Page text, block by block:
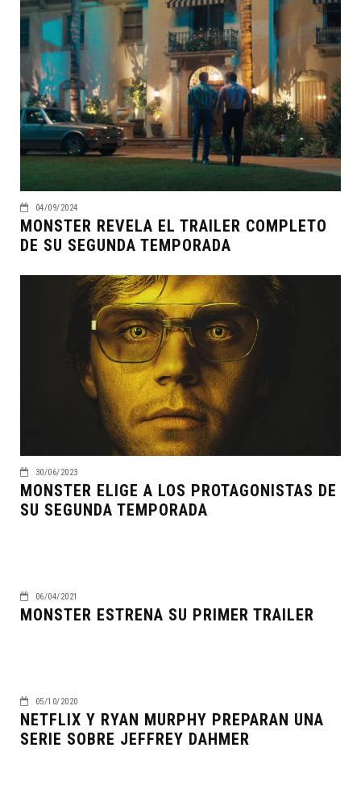
04/09/2024
MONSTER REVELA EL TRAILER COMPLETO
DE SU SEGUNDA TEMPORADA
30/06/2023
MONSTER ELIGE A LOS PROTAGONISTAS DE
SU SEGUNDA TEMPORADA
06/04/2021
MONSTER ESTRENA SU PRIMER TRAILER
05/10/2020
NETFLIX Y RYAN MURPHY PREPARAN UNA
SERIE SOBRE JEFFREY DAHMER